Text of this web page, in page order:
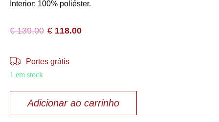
Interior: 100% poliéster.
€139.00 € 118.00
Portes grátis
1 em stock
Adicionar ao carrinho